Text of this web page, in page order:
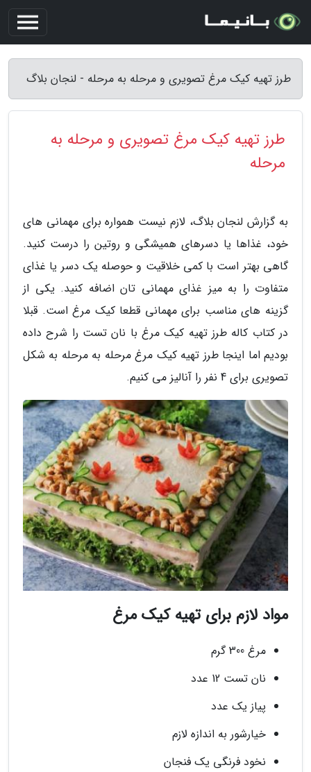
طرز تهیه کیک مرغ تصویری و مرحله به مرحله - لنجان بلاگ
طرز تهیه کیک مرغ تصویری و مرحله به
مرحله
به گزارش لنجان بلاگ، لازم نیست همواره برای مهمانی های
خود، غذاها یا دسرهای همیشگی و روتین را درست کنید.
گاهی بهتر است با کمی خلاقیت و حوصله یک دسر یا غذای
متفاوت را به میز غذای مهمانی تان اضافه کنید. یکی از
گزینه های مناسب برای مهمانی قطعا کیک مرغ است. قبلا
در کتاب کاله طرز تهیه کیک مرغ با نان تست را شرح داده
بودیم اما اینجا طرز تهیه کیک مرغ مرحله به مرحله به شکل
تصویری برای 4 نفر را آنالیز می کنیم.
مواد لازم برای تهیه کیک مرغ
مرغ 300 گرم
نان تست 12 عدد
پیاز یک عدد
خیارشور به اندازه لازم
نخود فرنگی یک فنجان